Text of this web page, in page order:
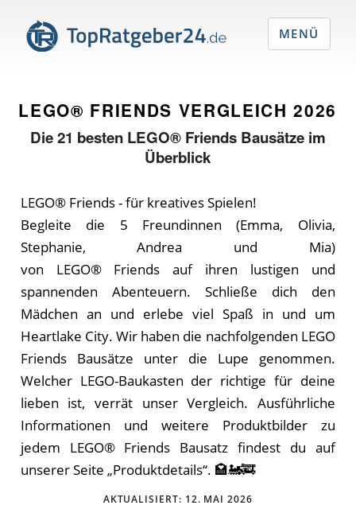
LEGO® FRIENDS VERGLEICH 2026
Die21 besten LEGO® Friends Bausätze im
Überblick
LEGO® Friends - für kreatives Spielen!
Begleite die 5 Freundinnen (Emma, Olivia,
Stephanie, Andrea und Mia)
von LEGO® Friends auf ihren lustigen und
spannenden Abenteuern. Schließe dich den
Mädchen an und erlebe viel Spaß in und um
Heartlake City. Wir haben die nachfolgenden LEGO
Friends Bausätze unter die Lupe genommen.
Wel­cher LEGO-Baukasten der rich­ti­ge für deine
lieben ist, ver­rät un­ser Ver­gleich. Ausführliche
Informationen und weitere Produktbilder zu
jedem LEGO® Friends Bausatz findest du auf
unserer Seite „Produktdetails“. 🏩🚂🚒
AKTUALISIERT: 12. MAI 2026
MENÜ